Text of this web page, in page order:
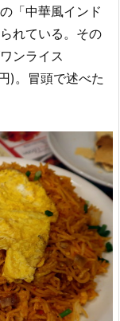
「中華風インド
れている。その
ンライス
)。冒頭で述べた